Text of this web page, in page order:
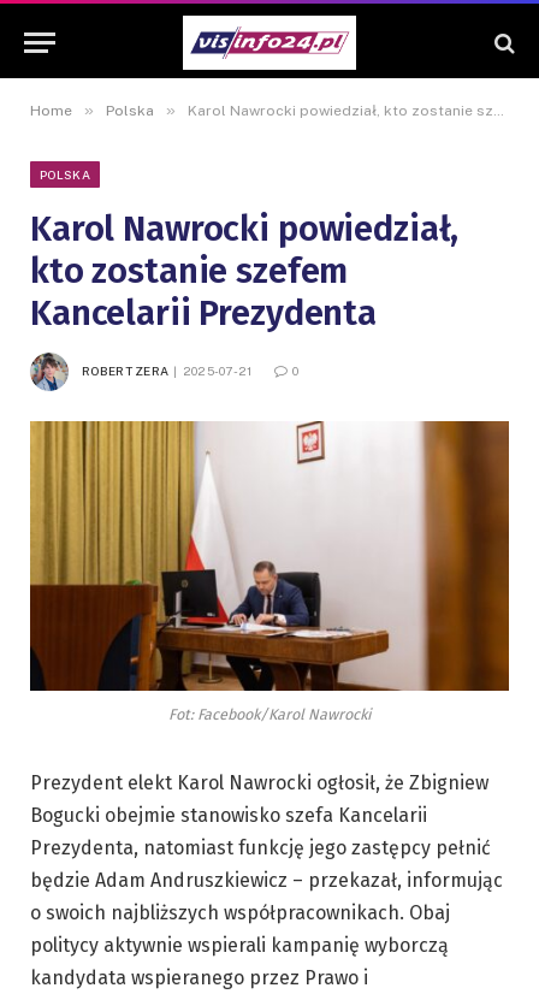
Home » Polska » Karol Nawrocki powiedział, kto zostanie szefem Kancelarii Prezydenta
POLSKA
Karol Nawrocki powiedział,
kto zostanie szefem
Kancelarii Prezydenta
ROBERT ZERA 2025-07-21 0
Fot: Facebook/Karol Nawrocki
Prezydent elekt Karol Nawrocki ogłosił, że Zbigniew
Bogucki obejmie stanowisko szefa Kancelarii
Prezydenta, natomiast funkcję jego zastępcy pełnić
będzie Adam Andruszkiewicz – przekazał, informując
o swoich najbliższych współpracownikach. Obaj
politycy aktywnie wspierali kampanię wyborczą
kandydata wspieranego przez Prawo i